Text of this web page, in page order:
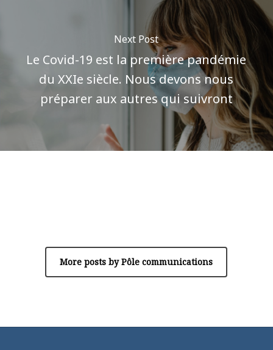
Next Post
Le Covid-19 est la première pandémie
du XXIe siècle. Nous devons nous
préparer aux autres qui suivront
More posts by Pôle communications